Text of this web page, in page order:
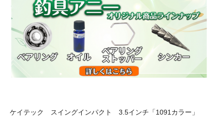
ケイテック スイングインパクト 3.5インチ「1091カラー」